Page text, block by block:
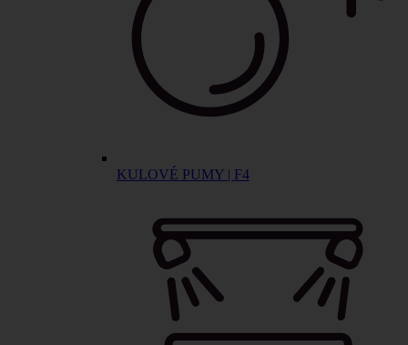
KULOVÉ PUMY | F4